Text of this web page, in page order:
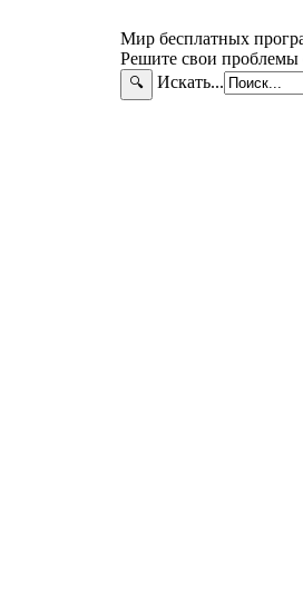
Мир бесплатных
Решите свои
🔍 Искать...